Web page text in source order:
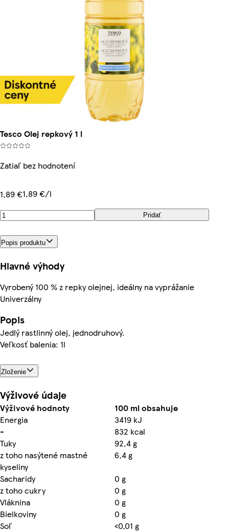
Tesco Olej repkový 1 l
Zatiaľ bez hodnotení
1,89 €1,89 €/l
Pridať
Popis produktu
Hlavné výhody
Vyrobený 100 % z repky olejnej, ideálny na vyprážanie
Univerzálny
Popis
Jedlý rastlinný olej, jednodruhový.
Veľkosť balenia: 1l
Zloženie
Výživové údaje
Výživové hodnoty
100 ml obsahuje
Energia
3419 kJ
-
832 kcal
Tuky
92,4 g
z toho nasýtené mastné
kyseliny
6,4 g
Sacharidy
0 g
z toho cukry
0 g
Vláknina
0 g
Bielkoviny
0 g
Soľ
<0,01 g